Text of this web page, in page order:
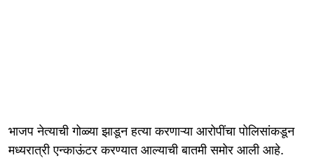
भाजप नेत्याची गोळ्या झाडून हत्या करणाऱ्या आरोपींचा पोलिसांकडून
मध्यरात्री एन्काऊंटर करण्यात आल्याची बातमी समोर आली आहे.